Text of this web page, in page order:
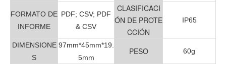
FORMATO DE
INFORME
PDF; CSV; PDF
& CSV
CLASIFICACI
ÓN DE PROTE
CCIÓN
IP65
DIMENSIONE
S
97mm*45mm*19.
5mm
PESO 60g